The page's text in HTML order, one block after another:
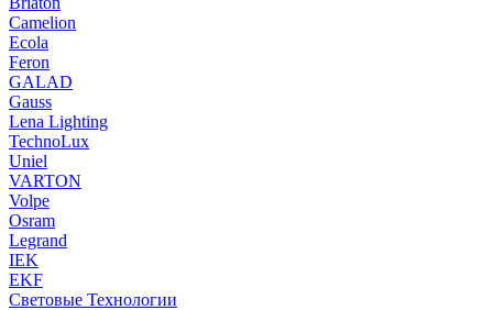
Camelion
Ecola
Feron
GALAD
Gauss
Lena Lighting
TechnoLux
Uniel
VARTON
Volpe
Osram
Legrand
IEK
EKF
Световые Технологии